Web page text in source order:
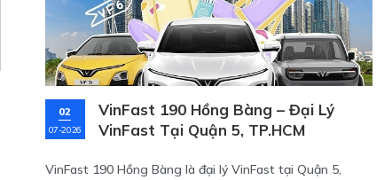
02
07-2026
VinFast 190 Hồng Bàng – Đại Lý
VinFast Tại Quận 5, TP.HCM
VinFast 190 Hồng Bàng là đại lý VinFast tại Quận 5,